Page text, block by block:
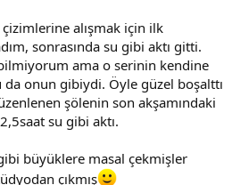
alışmak için ilk
sonrasında su gibi aktı gitti.
ama o serinin kendine
onun gibiydi. Öyle güzel boşalttı
şölenin son akşamındaki
su gibi aktı.
büyüklere masal çekmişler
çıkmış